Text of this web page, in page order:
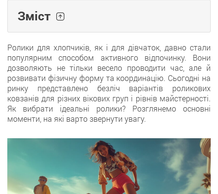
Зміст
Ролики для хлопчиків, як і для дівчаток, давно стали
популярним способом активного відпочинку. Вони
дозволяють не тільки весело проводити час, але й
розвивати фізичну форму та координацію. Сьогодні на
ринку представлено безліч варіантів роликових
ковзанів для різних вікових груп і рівнів майстерності.
Як вибрати ідеальні ролики? Розглянемо основні
моменти, на які варто звернути увагу.